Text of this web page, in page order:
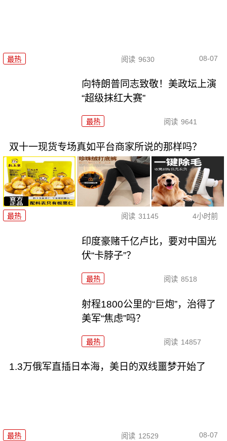
最热 阅读 9630 08-07
向特朗普同志致敬！美政坛上演
“超级抹红大赛”
最热 阅读 9641
双十一现货专场真如平台商家所说的那样吗？
最热 阅读 31145 4小时前
印度豪赌千亿卢比，要对中国光
伏“卡脖子”？
最热 阅读 8518
射程1800公里的“巨炮”，治得了
美军“焦虑”吗？
最热 阅读 14857
1.3万俄军直插日本海，美日的双线噩梦开始了
最热 阅读 12529 08-07